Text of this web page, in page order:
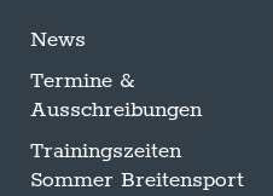
News
Termine &
Ausschreibungen
Trainingszeiten
Sommer Breitensport